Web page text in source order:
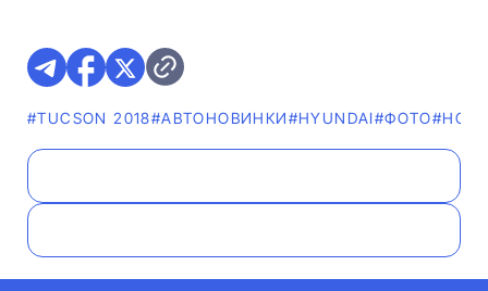
#TUCSON 2018#AВТОНОВИНКИ#HYUNDAI#ФОТО